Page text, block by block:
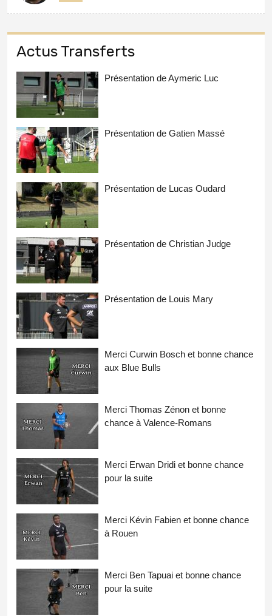
Actus Transferts
Présentation de Aymeric Luc
Présentation de Gatien Massé
Présentation de Lucas Oudard
Présentation de Christian Judge
Présentation de Louis Mary
Merci Curwin Bosch et bonne chance
aux Blue Bulls
Merci Thomas Zénon et bonne
chance à Valence-Romans
Merci Erwan Dridi et bonne chance
pour la suite
Merci Kévin Fabien et bonne chance
à Rouen
Merci Ben Tapuai et bonne chance
pour la suite